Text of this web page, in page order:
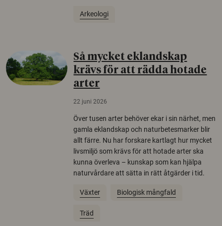
Arkeologi
Så mycket eklandskap
krävs för att rädda hotade
arter
22 juni 2026
Över tusen arter behöver ekar i sin närhet, men
gamla eklandskap och naturbetesmarker blir
allt färre. Nu har forskare kartlagt hur mycket
livsmiljö som krävs för att hotade arter ska
kunna överleva – kunskap som kan hjälpa
naturvårdare att sätta in rätt åtgärder i tid.
Växter Biologisk mångfald
Träd